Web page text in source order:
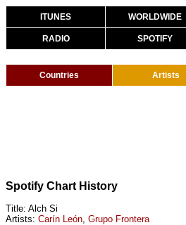
ITUNES WORLDWIDE
RADIO SPOTIFY
Countries Artists
Spotify Chart History
Title: Alch Si
Artists: Carín León, Grupo Frontera